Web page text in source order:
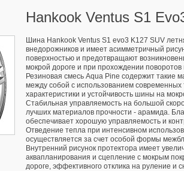
Hankook Ventus S1
Шина Hankook Ventus S1 evo3 K127 SUV
внедорожников и имеет асимметричный
поверхностью и предотвращают
мокрой дороге и при прохождении
Резиновая смесь Aqua Pine содержит такие
между собой с использованием современных
характеристики и устойчивость шины на
Стабильная управляемость на большой
лучших материалов прочности - арамида.
обеспечивает хорошую управляемость и
Отведение тепла при интенсивном
осуществляется за счет особой формы
Внутренний рисунок протектора имеет
аквапланирования и сцепление с мокрым
дороге, эффективного отклика на руление и